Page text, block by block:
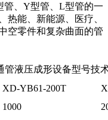
管、Y型管、L型管的一
热能、新能源、医疗、
空零件和复杂曲面的管
液压成形设备型号技
XD-YB61-200T
1000